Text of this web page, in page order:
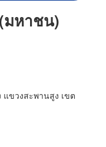
มหาชน)
แขวงสะพานสูง เขต